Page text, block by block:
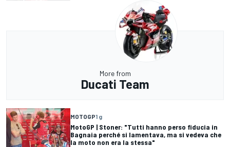
More from
Ducati Team
MOTOGP1 g
MotoGP | Stoner: "Tutti hanno perso fiducia in
Bagnaia perché si lamentava, ma si vedeva che
la moto non era la stessa"